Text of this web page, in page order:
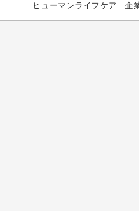
ヒューマンライフケア 企